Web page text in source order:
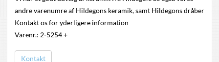
andre varenumre af Hildegons keramik, samt Hildegons dråber
Kontakt os for yderligere information
Varenr.: 2-5254 +
Kontakt